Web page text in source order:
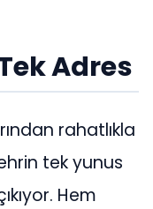
Adres
rahatlıkla
tek yunus
Hem